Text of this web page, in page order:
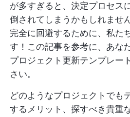
が多すぎると、決定プロセス
倒されてしまうかもしれませ
完全に回避するために、私た
す！この記事を参考に、あな
プロジェクト更新テンプレー
さい。
どのようなプロジェクトでも
するメリット、探すべき貴重